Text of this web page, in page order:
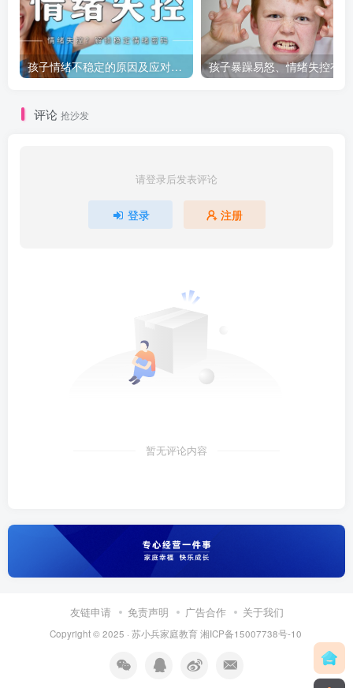
孩子情绪不稳定的原因及应对策略
评论 抢沙发
请登录后发表评论
登录 注册
暂无评论内容
友链申请 免责声明 广告合作 关于我们
Copyright © 2025 · 苏小兵家庭教育 湘ICP备15007738号-10